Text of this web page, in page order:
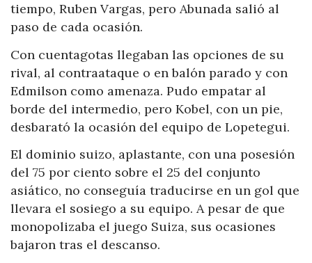
tiempo, Ruben Vargas, pero Abunada salió al
paso de cada ocasión.
Con cuentagotas llegaban las opciones de su
rival, al contraataque o en balón parado y con
Edmilson como amenaza. Pudo empatar al
borde del intermedio, pero Kobel, con un pie,
desbarató la ocasión del equipo de Lopetegui.
El dominio suizo, aplastante, con una posesión
del 75 por ciento sobre el 25 del conjunto
asiático, no conseguía traducirse en un gol que
llevara el sosiego a su equipo. A pesar de que
monopolizaba el juego Suiza, sus ocasiones
bajaron tras el descanso.